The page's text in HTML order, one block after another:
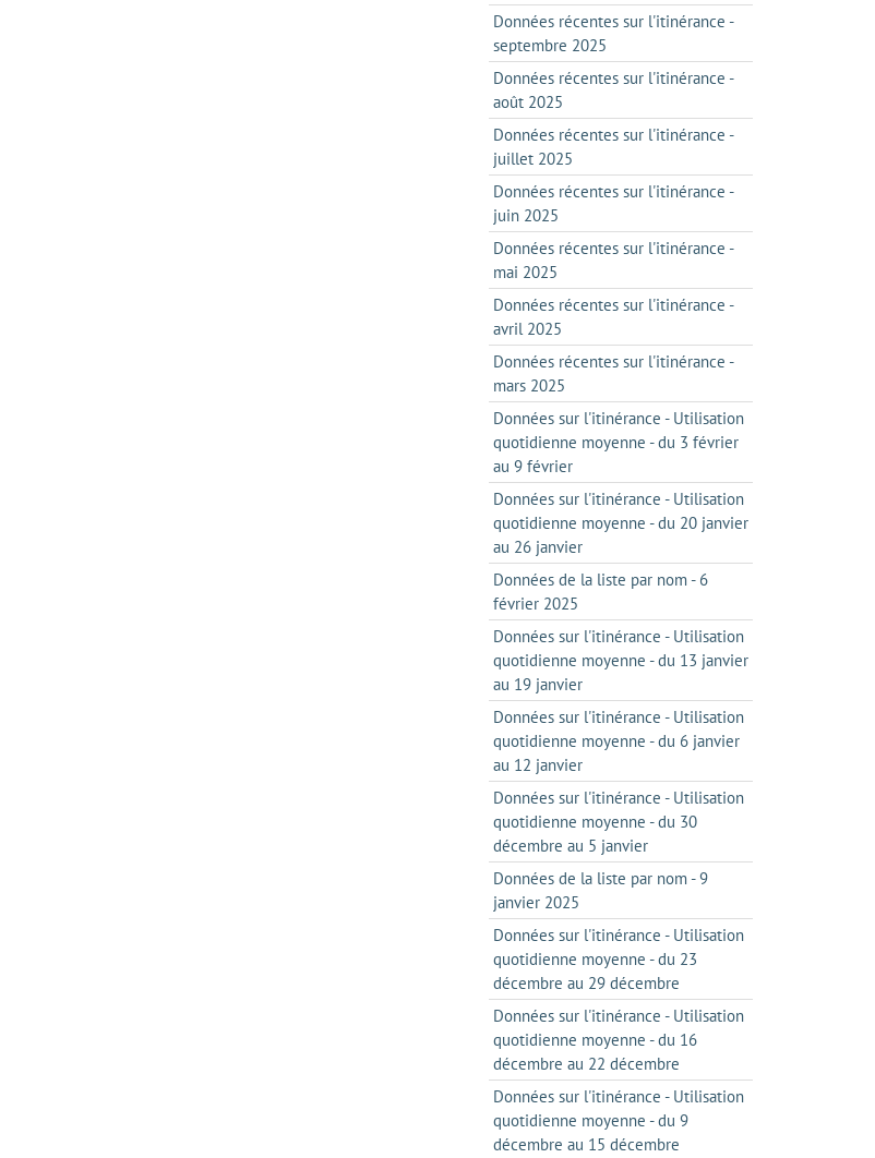
Données récentes sur l'itinérance -
septembre 2025
Données récentes sur l'itinérance -
août 2025
Données récentes sur l'itinérance -
juillet 2025
Données récentes sur l'itinérance -
juin 2025
Données récentes sur l'itinérance -
mai 2025
Données récentes sur l'itinérance -
avril 2025
Données récentes sur l'itinérance -
mars 2025
Données sur l'itinérance - Utilisation
quotidienne moyenne - du 3 février
au 9 février
Données sur l'itinérance - Utilisation
quotidienne moyenne - du 20 janvier
au 26 janvier
Données de la liste par nom - 6
février 2025
Données sur l'itinérance - Utilisation
quotidienne moyenne - du 13 janvier
au 19 janvier
Données sur l'itinérance - Utilisation
quotidienne moyenne - du 6 janvier
au 12 janvier
Données sur l'itinérance - Utilisation
quotidienne moyenne - du 30
décembre au 5 janvier
Données de la liste par nom - 9
janvier 2025
Données sur l'itinérance - Utilisation
quotidienne moyenne - du 23
décembre au 29 décembre
Données sur l'itinérance - Utilisation
quotidienne moyenne - du 16
décembre au 22 décembre
Données sur l'itinérance - Utilisation
quotidienne moyenne - du 9
décembre au 15 décembre